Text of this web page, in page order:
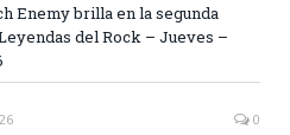
Enemy brilla en la segunda
del Rock – Jueves –
0